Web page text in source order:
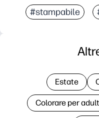
#stampabile
Estate
Colorare per